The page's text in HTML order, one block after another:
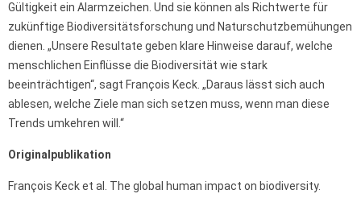
Gültigkeit ein Alarmzeichen. Und sie können als Richtwerte für
zukünftige Biodiversitätsforschung und Naturschutzbemühungen
dienen. „Unsere Resultate geben klare Hinweise darauf, welche
menschlichen Einflüsse die Biodiversität wie stark
beeinträchtigen“, sagt François Keck. „Daraus lässt sich auch
ablesen, welche Ziele man sich setzen muss, wenn man diese
Trends umkehren will.“
Originalpublikation
François Keck et al. The global human impact on biodiversity.